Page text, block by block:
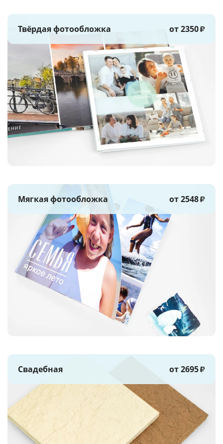
Твёрдая фотообложка от 2350₽
Мягкая фотообложка от 2548₽
Свадебная от 2695₽